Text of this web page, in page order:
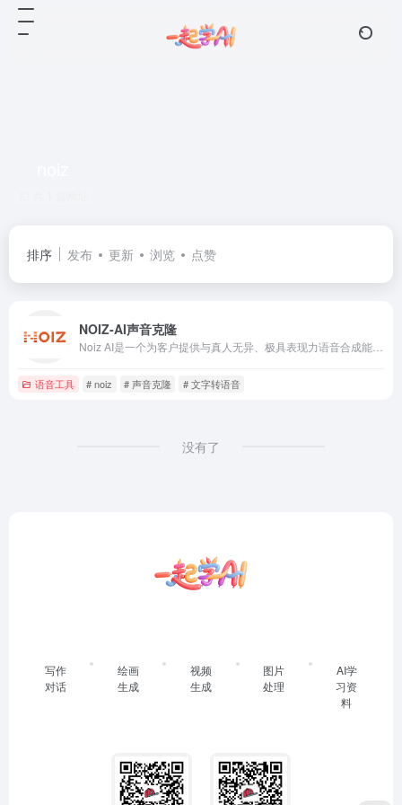
排序 发布 更新 浏览 点赞
NOIZ-AI声音克隆
语音工具 # noiz # 声音克隆 # 文字转语音
没有了
写作
对话
绘画
生成
视频
生成
图片
处理
AI学
习资
料